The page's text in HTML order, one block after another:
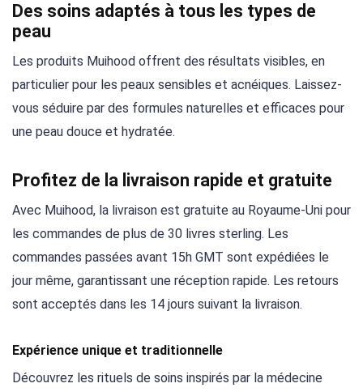
Des soins adaptés à tous les types de
peau
Les produits Muihood offrent des résultats visibles, en
particulier pour les peaux sensibles et acnéiques. Laissez-
vous séduire par des formules naturelles et efficaces pour
une peau douce et hydratée.
Profitez de la livraison rapide et gratuite
Avec Muihood, la livraison est gratuite au Royaume-Uni pour
les commandes de plus de 30 livres sterling. Les
commandes passées avant 15h GMT sont expédiées le
jour même, garantissant une réception rapide. Les retours
sont acceptés dans les 14 jours suivant la livraison.
Expérience unique et traditionnelle
Découvrez les rituels de soins inspirés par la médecine